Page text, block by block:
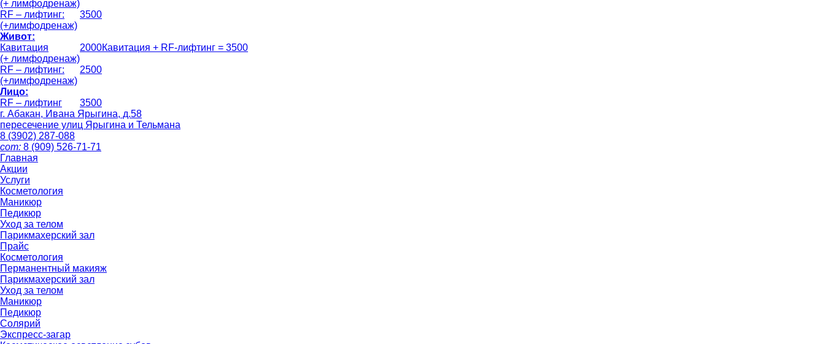
(+ лимфодренаж)
RF – лифтинг:
(+лимфодренаж)
3500
Живот:
Кавитация
(+ лимфодренаж)
2000Кавитация + RF-лифтинг = 3500
RF – лифтинг:
(+лимфодренаж)
2500
Лицо:
RF – лифтинг
3500
г. Абакан, Ивана Ярыгина, д.58
пересечение улиц Ярыгина и Тельмана
8 (3902) 287-088
сот: 8 (909) 526-71-71
Главная
Акции
Услуги
Косметология
Маникюр
Педикюр
Уход за телом
Парикмахерский зал
Прайс
Косметология
Перманентный макияж
Парикмахерский зал
Уход за телом
Маникюр
Педикюр
Солярий
Экспресс-загар